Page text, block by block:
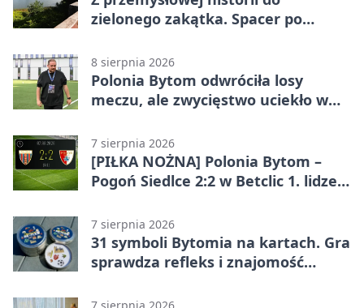
zielonego zakątka. Spacer po
8 sierpnia 2026
Polonia Bytom odwróciła losy
meczu, ale zwycięstwo uciekło w
7 sierpnia 2026
[PIŁKA NOŻNA] Polonia Bytom –
Pogoń Siedlce 2:2 w Betclic 1. lidze.
ale stracili zwycięstwo
7 sierpnia 2026
31 symboli Bytomia na kartach. Gra
sprawdza refleks i znajomość